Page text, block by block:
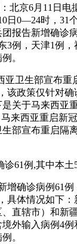
北京6月11日电
日0—24时，31
报告新增确诊
3例，天津1例
。
亚卫生部宣布
该政策仅针对
关于马来西亚
来西亚重启新
生部宣布重启隔
61例,其中本土
增确诊病例61
具体情况如下
直辖市）和新
外输入病例4
。